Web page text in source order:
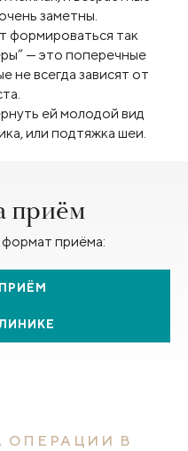
заметны.
формироваться так
— это поперечные
не всегда зависят от
ей молодой вид
или подтяжка шеи.
приём
приёма:
В КЛИНИКЕ
ОПЕРАЦИИ В